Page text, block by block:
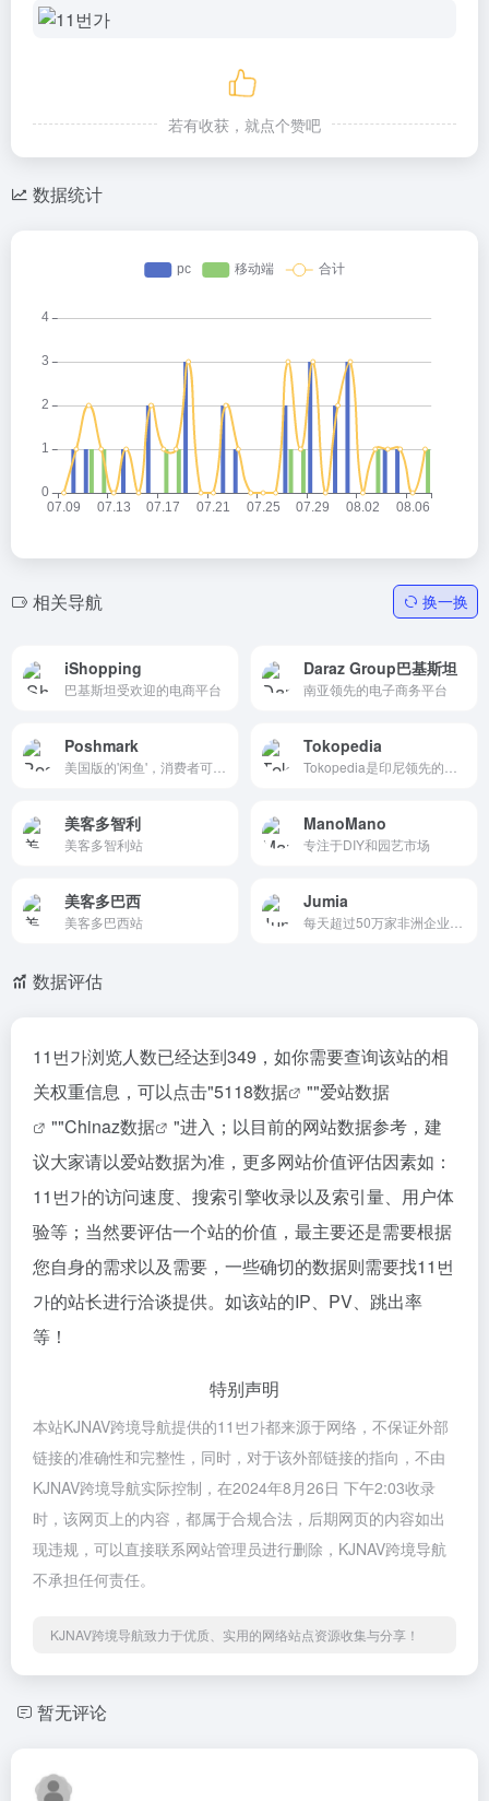
若有收获，就点个赞吧
数据统计
相关导航 换一换
iShopping
巴基斯坦受欢迎的电商平台
Daraz Group巴基斯坦
南亚领先的电子商务平台
Poshmark Tokopedia
美客多智利
美客多智利站
ManoMano
专注于DIY和园艺市场
美客多巴西
美客多巴西站
Jumia
数据评估
11번가浏览人数已经达到349，如你需要查询该站的相
关权重信息，可以点击"5118数据 ""爱站数据
""Chinaz数据
"进入；以目前的网站数据参考，建
议大家请以爱站数据为准，更多网站价值评估因素如：
11번가的访问速度、搜索引擎收录以及索引量、用户体
验等；当然要评估一个站的价值，最主要还是需要根据
您自身的需求以及需要，一些确切的数据则需要找11번
가的站长进行洽谈提供。如该站的IP、PV、跳出率
等！
特别声明
本站KJNAV跨境导航提供的11번가都来源于网络，不保证外部
链接的准确性和完整性，同时，对于该外部链接的指向，不由
KJNAV跨境导航实际控制，在2024年8月26日 下午2:03收录
时，该网页上的内容，都属于合规合法，后期网页的内容如出
现违规，可以直接联系网站管理员进行删除，KJNAV跨境导航
不承担任何责任。
KJNAV跨境导航致力于优质、实用的网络站点资源收集与分享！
暂无评论